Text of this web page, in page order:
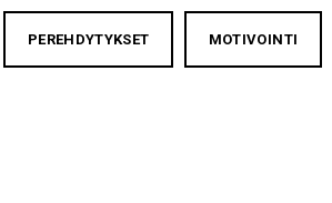
PEREHDYTYKSET MOTIVOINTI